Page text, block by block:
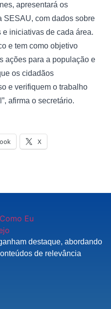
apresentará os
SESAU, com dados sobre
iniciativas de cada área.
e tem como objetivo
ações para a população e
os cidadãos
e verifiquem o trabalho
afirma o secretário.
X
destaque, abordando
de relevância